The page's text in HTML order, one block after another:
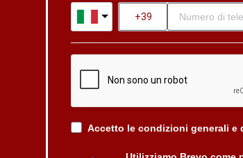
Accetto le condizioni generali e